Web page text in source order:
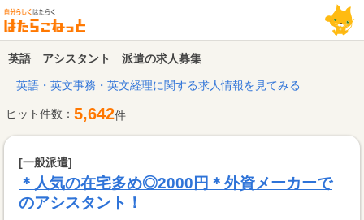
英語 アシスタント 派遣の求人募集
英語・英文事務・英文経理に関する求人情報を見てみる
ヒット件数： 5,642件
[一般派遣]
＊人気の在宅多め◎2000円＊外資メーカーで
のアシスタント！